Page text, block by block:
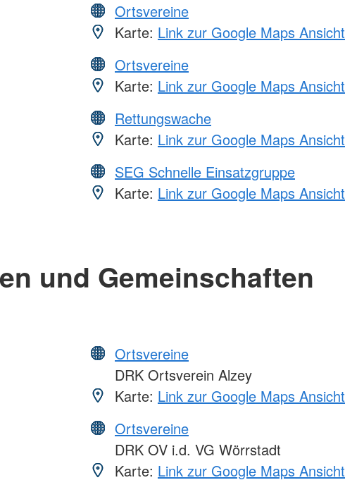
Ortsvereine
Karte: Link zur Google Maps Ansicht
Ortsvereine
Karte: Link zur Google Maps Ansicht
Rettungswache
Karte: Link zur Google Maps Ansicht
SEG Schnelle Einsatzgruppe
Karte: Link zur Google Maps Ansicht
und Gemeinschaften
Ortsvereine
DRK Ortsverein Alzey
Karte: Link zur Google Maps Ansicht
Ortsvereine
DRK OV i.d. VG Wörrstadt
Karte: Link zur Google Maps Ansicht